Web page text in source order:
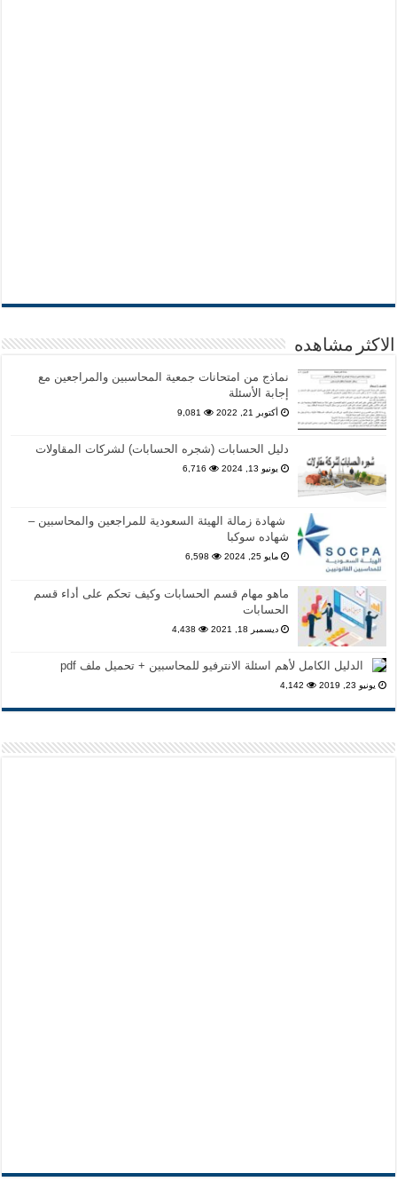
الاكثر مشاهده
نماذج من امتحانات جمعية المحاسبين والمراجعين مع
إجابة الأسئلة
أكتوبر 21, 2022 9,081
دليل الحسابات (شجره الحسابات) لشركات المقاولات
يونيو 13, 2024 6,716
شهادة زمالة الهيئة السعودية للمراجعين والمحاسبين –
شهاده سوكبا
مايو 25, 2024 6,598
ماهو مهام قسم الحسابات وكيف تحكم على أداء قسم
الحسابات
ديسمبر 18, 2021 4,438
الدليل الكامل لأهم اسئلة الانترفيو للمحاسبين + تحميل ملف pdf
يونيو 23, 2019 4,142